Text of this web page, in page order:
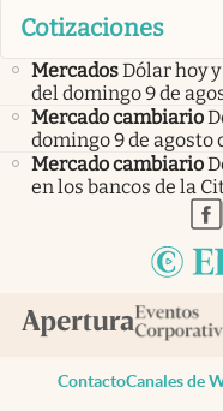
Cotizaciones
MercadosDólar hoy
del domingo 9 de
Mercado cambiario
domingo 9 de agosto
Mercado cambiario
en los bancos de la
ContactoCanales de